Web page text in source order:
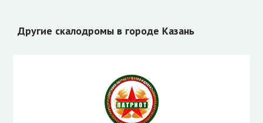
Другие скалодромы в городе Казань